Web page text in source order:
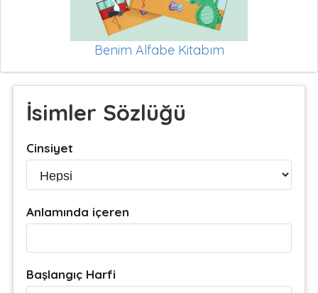
Benim Alfabe Kitabım
İsimler Sözlüğü
Cinsiyet
Anlamında içeren
Başlangıç Harfi